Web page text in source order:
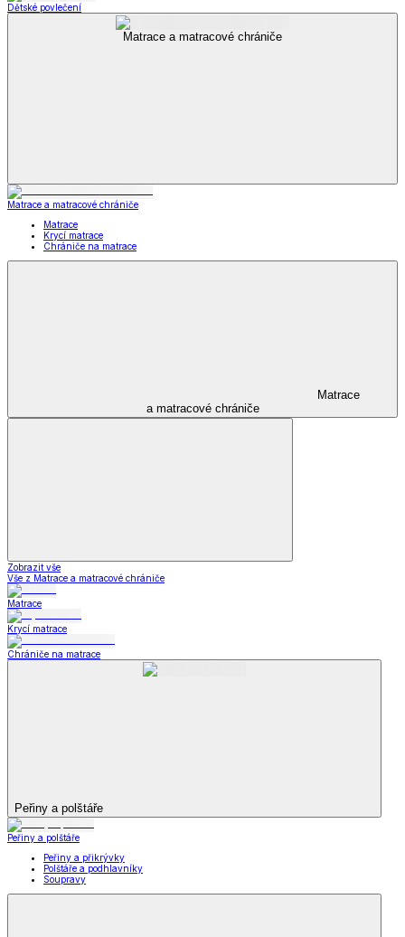
Dětské povlečení
Matrace a matracové chrániče
Matrace a matracové chrániče
Matrace
Krycí matrace
Chrániče na matrace
Matrace
a matracové chrániče
Zobrazit vše
Vše z Matrace a matracové chrániče
Matrace
Krycí matrace
Chrániče na matrace
Peřiny a polštáře
Peřiny a polštáře
Peřiny a přikrývky
Polštáře a podhlavníky
Soupravy